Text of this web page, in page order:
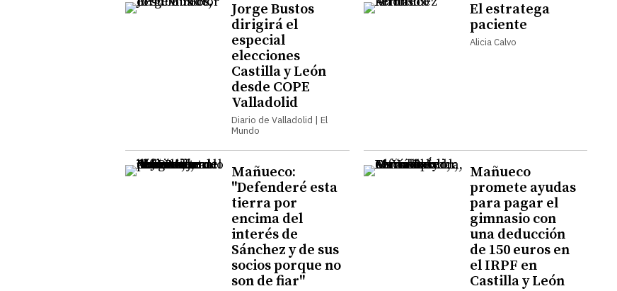
Jorge Bustos
dirigirá el
especial
elecciones
Castilla y León
desde COPE
Valladolid
Diario de Valladolid | El
Mundo
El estratega
paciente
Alicia Calvo
Mañueco:
"Defenderé esta
tierra por
encima del
interés de
Sánchez y de sus
socios porque no
son de fiar"
Mañueco
promete ayudas
para pagar el
gimnasio con
una deducción
de 150 euros en
el IRPF en
Castilla y León